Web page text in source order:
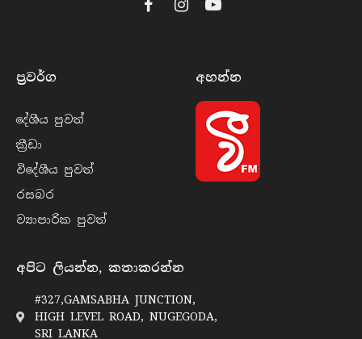
FacebookInstagramYouTube
ප්‍රවර්​ග
දේශීය පුව​ත්
ක්‍රී​ඩා
විදේශීය පුව​ත්
රසබ​ර
ව්‍යාපාරික පුව​ත්
අහන්​න
අපිට ලියන්න, කතාකරන්න
#327,GAMSABHA JUNCTION,
HIGH LEVEL ROAD, NUGEGODA,
SRI LANKA